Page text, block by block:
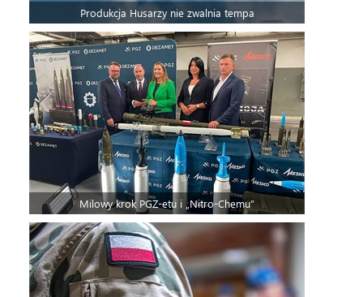
Produkcja Husarzy nie zwalnia tempa
Milowy krok PGZ-etu i „Nitro-Chemu”